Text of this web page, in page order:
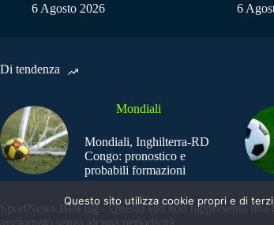
6 Agosto 2026
6
Di tendenza
Mondiali
Mondiali, Inghilterra-RD
Congo: pronostico e
probabili formazioni
SportNews.BetFlag - Questo sito non rappresenta
Questo sito utilizza cookie propri e di